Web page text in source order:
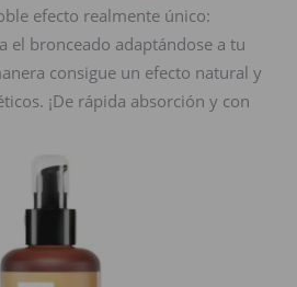
efecto realmente único:
el bronceado adaptándose a tu
consigue un efecto natural y
¡De rápida absorción y con